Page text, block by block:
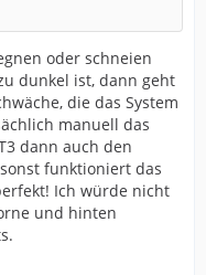
oder schneien
dunkel ist, dann geht
die das System
manuell das
dann auch den
funktioniert das
Ich würde nicht
und hinten